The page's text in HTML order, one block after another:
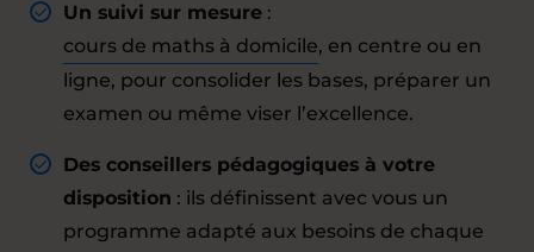
Un suivi sur mesure :
cours de maths à domicile, en centre ou en
ligne, pour consolider les bases, préparer un
examen ou même viser l’excellence.
Des conseillers pédagogiques à votre
disposition : ils définissent avec vous un
programme adapté aux besoins de chaque